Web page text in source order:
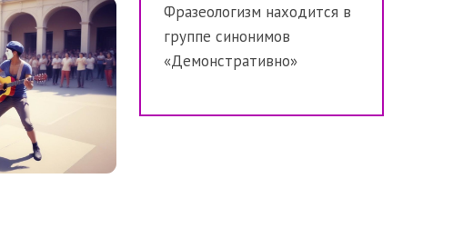
Фразеологизм находится в
группе синонимов
«Демонстративно»